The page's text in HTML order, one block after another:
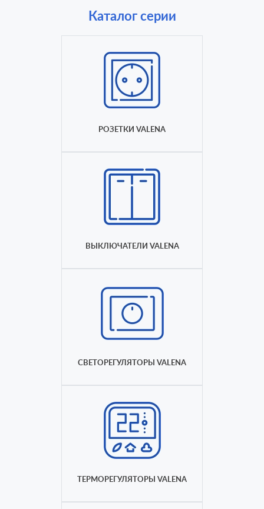
Каталог серии
РОЗЕТКИ VALENA
ВЫКЛЮЧАТЕЛИ VALENA
СВЕТОРЕГУЛЯТОРЫ VALENA
ТЕРМОРЕГУЛЯТОРЫ VALENA